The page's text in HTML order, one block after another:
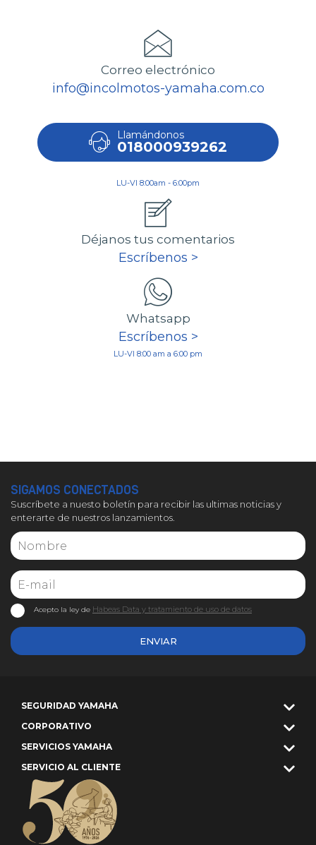
Correo electrónico
info@incolmotos-yamaha.com.co
Llamándonos
018000939262
LU-VI 8:00am - 6:00pm
Déjanos tus comentarios
Escríbenos >
Whatsapp
Escríbenos >
LU-VI 8:00 am a 6:00 pm
SIGAMOS CONECTADOS
Suscríbete a nuesto boletín para recibir las ultimas noticias y
enterarte de nuestros lanzamientos.
ENVIAR
Acepto la ley de Habeas Data y tratamiento de uso de datos
SEGURIDAD YAMAHA
CORPORATIVO
SERVICIOS YAMAHA
SERVICIO AL CLIENTE